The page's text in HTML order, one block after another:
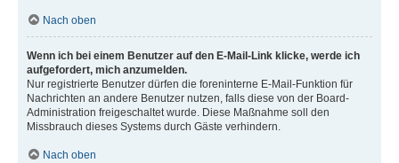
Nach oben
Wenn ich bei einem Benutzer auf den E-Mail-Link klicke, werde ich
aufgefordert, mich anzumelden.
Nur registrierte Benutzer dürfen die foreninterne E-Mail-Funktion für
Nachrichten an andere Benutzer nutzen, falls diese von der Board-
Administration freigeschaltet wurde. Diese Maßnahme soll den
Missbrauch dieses Systems durch Gäste verhindern.
Nach oben